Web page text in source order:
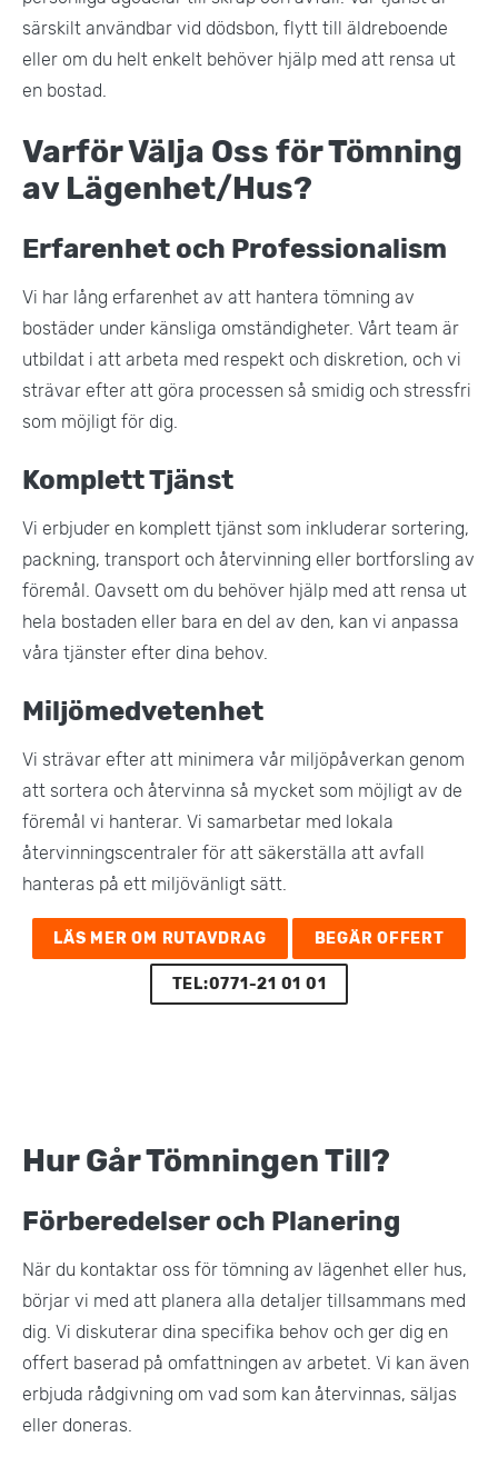
särskilt användbar vid dödsbon, flytt till äldreboende
eller om du helt enkelt behöver hjälp med att rensa ut
en bostad​.
Varför Välja Oss för Tömning
av Lägenhet/Hus?
Erfarenhet och Professionalism
Vi har lång erfarenhet av att hantera tömning av
bostäder under känsliga omständigheter. Vårt team är
utbildat i att arbeta med respekt och diskretion, och vi
strävar efter att göra processen så smidig och stressfri
som möjligt för dig​.
Komplett Tjänst
Vi erbjuder en komplett tjänst som inkluderar sortering,
packning, transport och återvinning eller bortforsling av
föremål. Oavsett om du behöver hjälp med att rensa ut
hela bostaden eller bara en del av den, kan vi anpassa
våra tjänster efter dina behov.
Miljömedvetenhet
Vi strävar efter att minimera vår miljöpåverkan genom
att sortera och återvinna så mycket som möjligt av de
föremål vi hanterar. Vi samarbetar med lokala
återvinningscentraler för att säkerställa att avfall
hanteras på ett miljövänligt sätt​.
LÄS MER OM RUTAVDRAG BEGÄR OFFERT
TEL:0771-21 01 01
Hur Går Tömningen Till?
Förberedelser och Planering
När du kontaktar oss för tömning av lägenhet eller hus,
börjar vi med att planera alla detaljer tillsammans med
dig. Vi diskuterar dina specifika behov och ger dig en
offert baserad på omfattningen av arbetet. Vi kan även
erbjuda rådgivning om vad som kan återvinnas, säljas
eller doneras.